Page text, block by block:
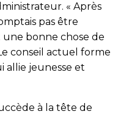
« Après
pas être
une bonne chose de
conseil actuel forme
allie jeunesse et
à la tête de